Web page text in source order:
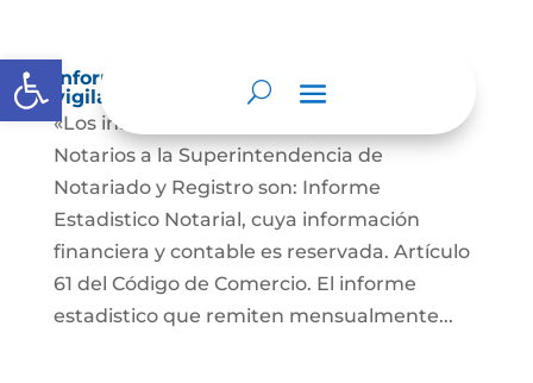
Abrir barra de herramientas
Informes a organismos de inspección,
vigilancia y control
«Los informes que presentan los Señores
Notarios a la Superintendencia de
Notariado y Registro son: Informe
Estadistico Notarial, cuya información
financiera y contable es reservada. Artículo
61 del Código de Comercio. El informe
estadistico que remiten mensualmente...